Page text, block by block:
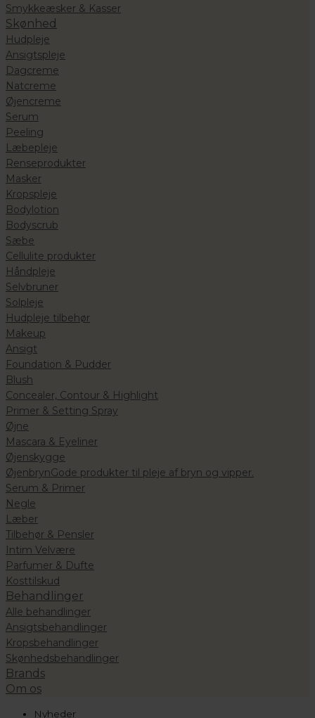
Smykkeæsker & Kasser
Skønhed
Hudpleje
Ansigtspleje
Dagcreme
Natcreme
Øjencreme
Serum
Peeling
Læbepleje
Renseprodukter
Masker
Kropspleje
Bodylotion
Bodyscrub
Sæbe
Cellulite produkter
Håndpleje
Selvbruner
Solpleje
Hudpleje tilbehør
Makeup
Ansigt
Foundation & Pudder
Blush
Concealer, Contour & Highlight
Primer & Setting Spray
Øjne
Mascara & Eyeliner
Øjenskygge
ØjenbrynGode produkter til pleje af bryn og vipper.
Serum & Primer
Negle
Læber
Tilbehør & Pensler
Intim Velvære
Parfumer & Dufte
Kosttilskud
Behandlinger
Alle behandlinger
Ansigtsbehandlinger
Kropsbehandlinger
Skønhedsbehandlinger
Brands
Om os
Nyheder